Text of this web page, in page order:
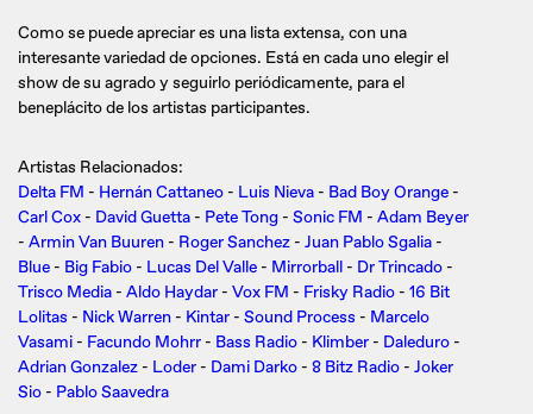
Como se puede apreciar es una lista extensa, con una
interesante variedad de opciones. Está en cada uno elegir el
show de su agrado y seguirlo periódicamente, para el
beneplácito de los artistas participantes.
Artistas Relacionados:
Delta FM - Hernán Cattaneo - Luis Nieva - Bad Boy Orange -
Carl Cox - David Guetta - Pete Tong - Sonic FM - Adam Beyer
- Armin Van Buuren - Roger Sanchez - Juan Pablo Sgalia -
Blue - Big Fabio - Lucas Del Valle - Mirrorball - Dr Trincado -
Trisco Media - Aldo Haydar - Vox FM - Frisky Radio - 16 Bit
Lolitas - Nick Warren - Kintar - Sound Process - Marcelo
Vasami - Facundo Mohrr - Bass Radio - Klimber - Daleduro -
Adrian Gonzalez - Loder - Dami Darko - 8 Bitz Radio - Joker
Sio - Pablo Saavedra